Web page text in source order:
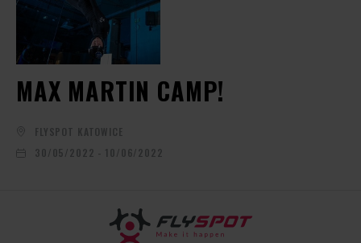
MAX MARTIN CAMP!
FLYSPOT KATOWICE
30/05/2022 - 10/06/2022